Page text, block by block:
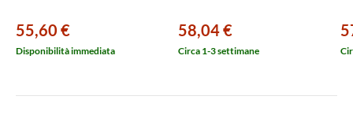
55,60 €
Disponibilità immediata
58,04 €
Circa 1-3 settimane